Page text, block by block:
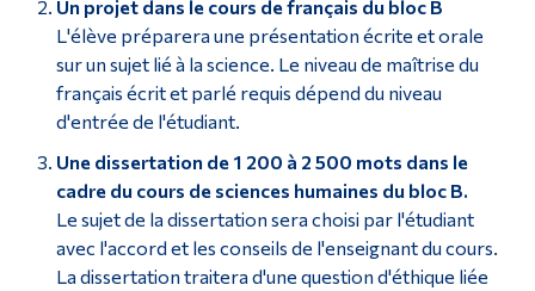
Un projet dans le cours de français du bloc B
L'élève préparera une présentation écrite et orale
sur un sujet lié à la science. Le niveau de maîtrise du
français écrit et parlé requis dépend du niveau
d'entrée de l'étudiant.
Une dissertation de 1 200 à 2 500 mots dans le
cadre du cours de sciences humaines du bloc B.
Le sujet de la dissertation sera choisi par l'étudiant
avec l'accord et les conseils de l'enseignant du cours.
La dissertation traitera d'une question d'éthique liée